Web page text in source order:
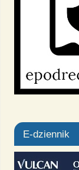
E-dziennik